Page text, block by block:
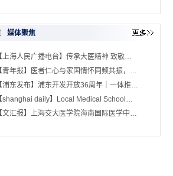
媒体聚焦
上海人民广播电台】传承大医精神 致敬…
青年报】医者仁心与家国情怀同频共振，…
浦东发布】浦东开发开放36周年｜一体推…
shanghai daily】Local Medical School…
文汇报】上海交大医学院海南国际医学中…